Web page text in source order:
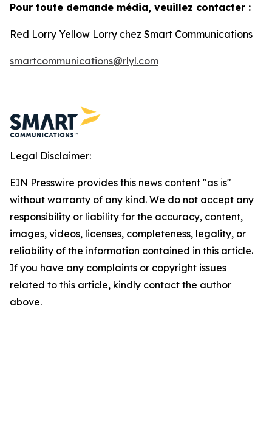
Pour toute demande média, veuillez contacter :
Red Lorry Yellow Lorry chez Smart Communications
smartcommunications@rlyl.com
Legal Disclaimer:
EIN Presswire provides this news content "as is"
without warranty of any kind. We do not accept any
responsibility or liability for the accuracy, content,
images, videos, licenses, completeness, legality, or
reliability of the information contained in this article.
If you have any complaints or copyright issues
related to this article, kindly contact the author
above.